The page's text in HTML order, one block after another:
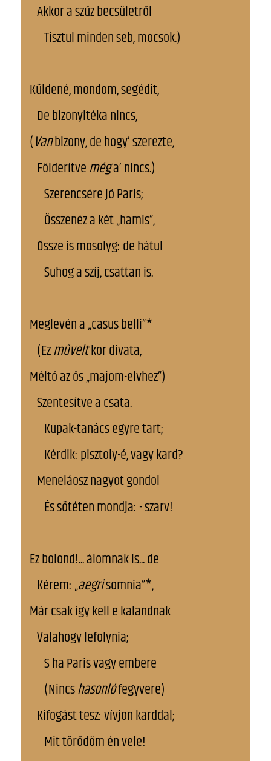
Akkor a szűz becsületről
Tisztul minden seb, mocsok.)
Küldené, mondom, segédit,
De bizonyitéka nincs,
(Vanbizony, de hogy’ szerezte,
Földerítveméga’ nincs.)
Szerencsére jő Paris;
Összenéz a két „hamis”,
Össze is mosolyg: de hátul
Suhog a szíj, csattan is.
Meglevén a „casus belli”*
(Ezműveltkor divata,
Méltó az ős „majom-elvhez”)
Szentesítve a csata.
Kupak-tanács egyre tart;
Kérdik: pisztoly-é, vagy kard?
Meneláosz nagyot gondol
És sötéten mondja: - szarv!
Ez bolond!... álomnak is... de
Kérem: „aegrisomnia”*,
Már csak így kell e kalandnak
Valahogy lefolynia;
S ha Paris vagy embere
(Nincshasonlófegyvere)
Kifogást tesz: vívjon karddal;
Mit törődöm én vele!